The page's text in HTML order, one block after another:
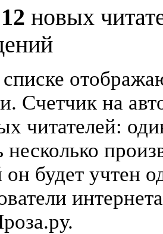
12 новых
Счетчик на
читателей:
несколько
он будет учтен